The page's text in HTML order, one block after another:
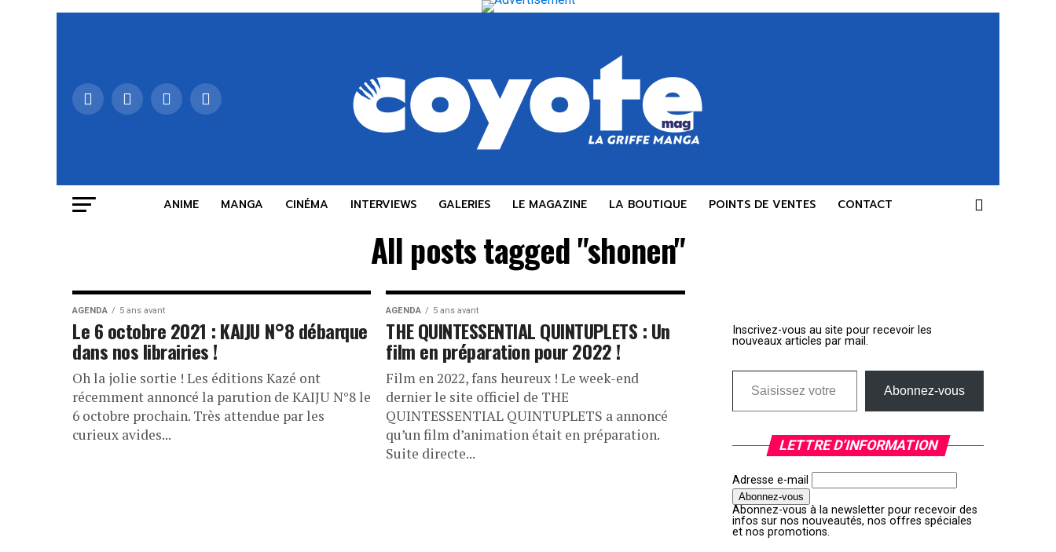
ANIME MANGA CINÉMA INTERVIEWS GALERIES LE MAGAZINE LA BOUTIQUE POINTS DE VENTES CONTACT
All posts tagged "shonen"
AGENDA 5 ans avant
Le 6 octobre 2021 : KAIJU N°8 débarque
dans nos librairies !
Oh la jolie sortie ! Les éditions Kazé ont
récemment annoncé la parution de KAIJU N°8 le
6 octobre prochain. Très attendue par les
curieux avides...
AGENDA 5 ans avant
THE QUINTESSENTIAL QUINTUPLETS : Un
film en préparation pour 2022 !
Film en 2022, fans heureux ! Le week-end
dernier le site officiel de THE
QUINTESSENTIAL QUINTUPLETS a annoncé
qu’un film d’animation était en préparation.
Suite directe...
Inscrivez-vous au site pour recevoir les
nouveaux articles par mail.
Saisissez votre adresse e-mail…
Abonnez-vous
LETTRE D’INFORMATION
Adresse e-mail
Abonnez-vous à la newsletter pour recevoir des
infos sur nos nouveautés, nos offres spéciales
et nos promotions.